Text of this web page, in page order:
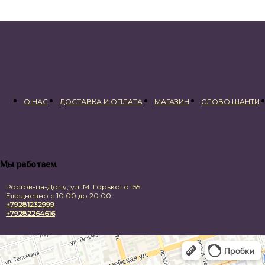
О НАС ДОСТАВКА И ОПЛАТА МАГАЗИН СЛОВО ШАНТИ
Мы работаем
Ростов-на-Дону, ул. М. Горького 155
Ежедневно с 10:00 до 20:00
+79281232999
+79282264616